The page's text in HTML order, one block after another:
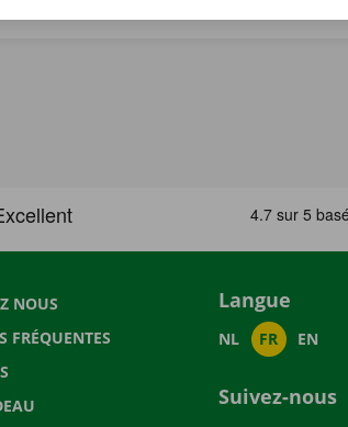
NOUS
FRÉQUENTES
Langue
NL FR EN
Suivez-nous